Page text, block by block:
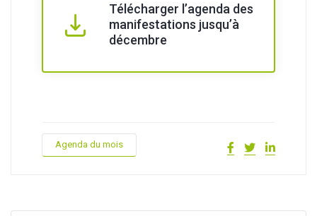
Télécharger l’agenda des
manifestations jusqu’à
décembre
Agenda du mois